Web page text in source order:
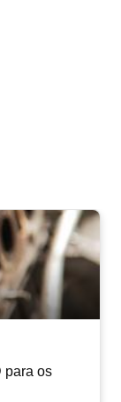
para os